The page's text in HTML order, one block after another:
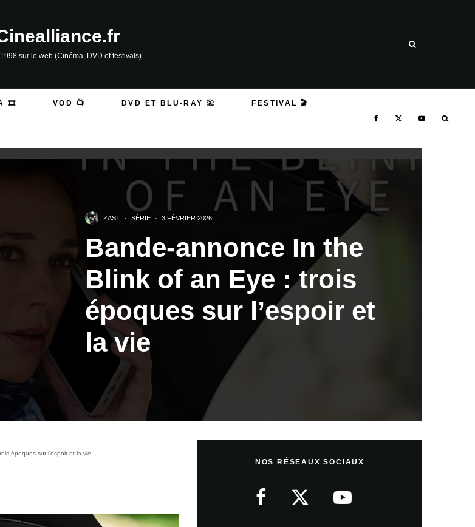
sur le web (Cinéma, DVD et festivals)
🎞️ VOD 📺 DVD ET BLU-RAY 📀 FESTIVAL 🎬
ZAST · SÉRIE · 3 FÉVRIER 2026
Bande-annonce In the
Blink of an Eye : trois
époques sur l’espoir et
la vie
époques sur l’espoir et la vie
NOS RÉSEAUX SOCIAUX